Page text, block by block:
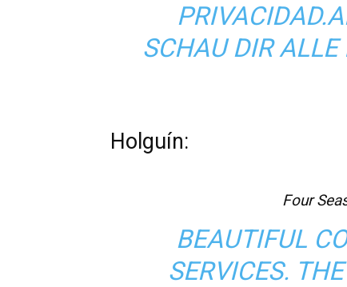
SCHAU DIR
Holguín:
Four
BEAUTIFUL
SERVICES.